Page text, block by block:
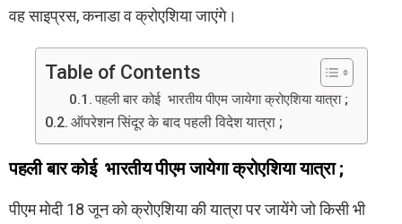
वह साइप्रस, कनाडा व क्रोएशिया जाएंगे।
Table of Contents
पहली बार कोई भारतीय पीएम जायेगा क्रोएशिया यात्रा ;
ऑपरेशन सिंदूर के बाद पहली विदेश यात्रा ;
पहली बार कोई भारतीय पीएम जायेगा क्रोएशिया यात्रा ;
पीएम मोदी 18 जून को क्रोएशिया की यात्रा पर जायेंगे जो किसी भी